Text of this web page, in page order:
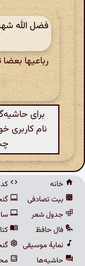
فضل الله
رباعیها بعضا
برای
نام کاربری
خانه
بیت تصادفی
جدول شعر
فال حافظ
نمایهٔ موسیقی
حاشیه‌ها